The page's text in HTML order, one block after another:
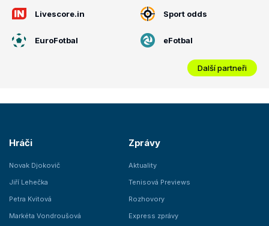
Livescore.in Sport odds
EuroFotbal eFotbal
Další partneři
Hráči
Novak Djokovič
Jiří Lehečka
Petra Kvitová
Markéta Vondroušová
Zprávy
Aktuality
Tenisová Previews
Rozhovory
Express zprávy